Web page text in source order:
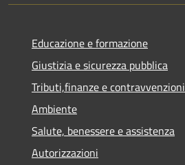
Educazione e formazione
Giustizia e sicurezza pubblica
Tributi,finanze e contravvenzioni
Ambiente
Salute, benessere e assistenza
Autorizzazioni